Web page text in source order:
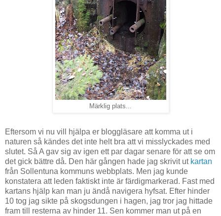
Märklig plats...
Eftersom vi nu vill hjälpa er bloggläsare att komma ut i
naturen så kändes det inte helt bra att vi misslyckades med
slutet. Så A gav sig av igen ett par dagar senare för att se om
det gick bättre då. Den här gången hade jag skrivit ut kartan
från Sollentuna kommuns webbplats. Men jag kunde
konstatera att leden faktiskt inte är färdigmarkerad. Fast med
kartans hjälp kan man ju ändå navigera hyfsat. Efter hinder
10 tog jag sikte på skogsdungen i hagen, jag tror jag hittade
fram till resterna av hinder 11. Sen kommer man ut på en